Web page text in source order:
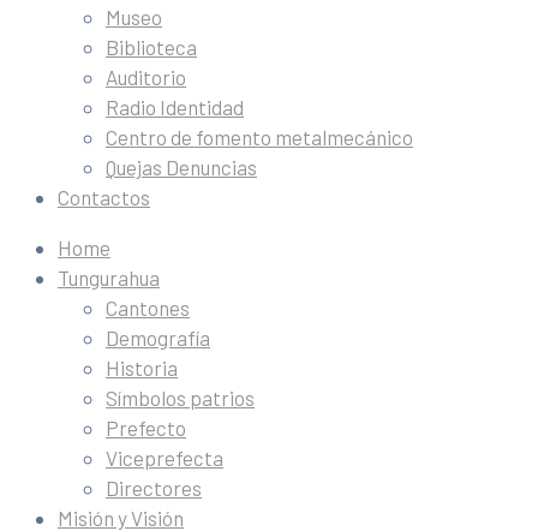
Museo
Biblioteca
Auditorio
Radio Identidad
Centro de fomento metalmecánico
Quejas Denuncias
Contactos
Home
Tungurahua
Cantones
Demografía
Historia
Símbolos patrios
Prefecto
Viceprefecta
Directores
Misión y Visión